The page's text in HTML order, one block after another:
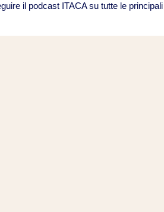
il podcast ITACA su tutte le